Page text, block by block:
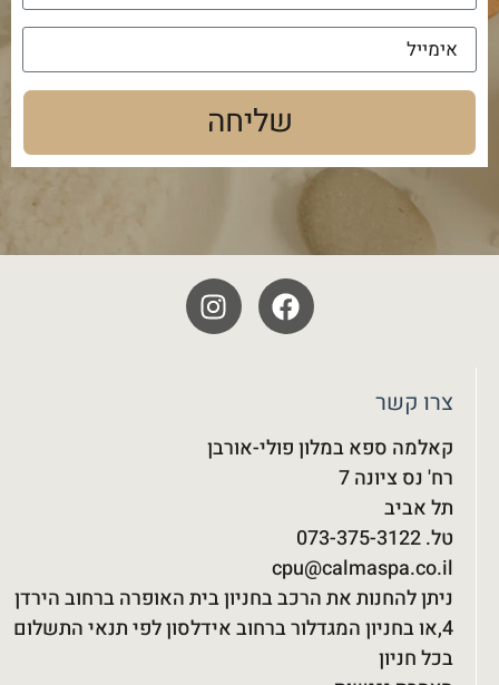
שליחה
צרו קשר
קאלמה ספא במלון פולי-אורבן
רח' נס ציונה 7
תל אביב
טל. 073-375-3122‬
cpu@calmaspa.co.il
ניתן להחנות את הרכב בחניון בית האופרה ברחוב הירדן
4,או בחניון המגדלור ברחוב אידלסון לפי תנאי התשלום
בכל חניון